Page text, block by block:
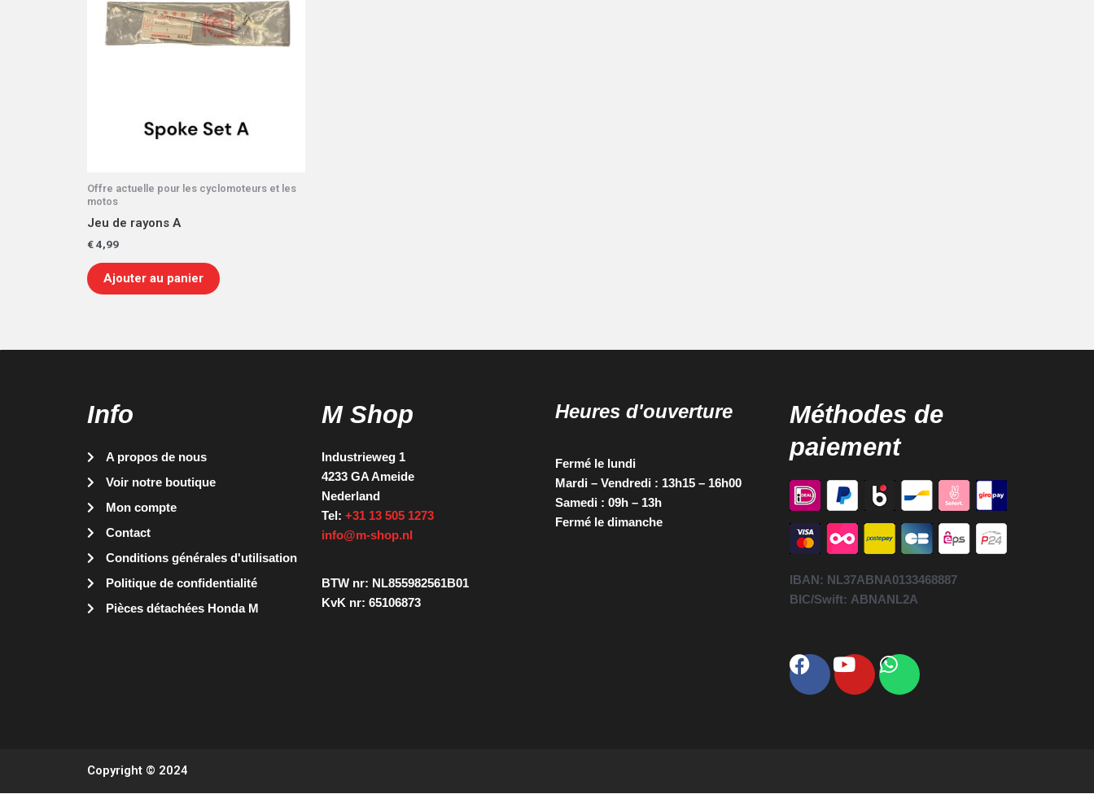
Offre actuelle pour les cyclomoteurs et les
motos
Jeu de rayons A
€4,99
Ajouter au panier
Info
A propos de nous
Voir notre boutique
Mon compte
Contact
Conditions générales d'utilisation
Politique de confidentialité
Pièces détachées Honda M
M Shop
Industrieweg 1
4233 GA Ameide
Nederland
Tel: +31 13 505 1273
info@m-shop.nl
BTW nr: NL855982561B01
KvK nr: 65106873
Heures d'ouverture
Fermé le lundi
Mardi – Vendredi : 13h15 – 16h00
Samedi : 09h – 13h
Fermé le dimanche
Méthodes de
paiement
IBAN: NL37ABNA0133468887
BIC/Swift: ABNANL2A
Facebook
YoutubeWhatsapp
Copyright © 2024